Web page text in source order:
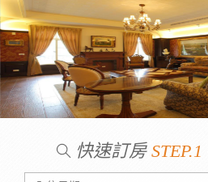
快速訂房 STEP.1